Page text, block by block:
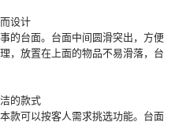
设计
的台面。台面中间圆滑突出，方便
，放置在上面的物品不易滑落，台
的款式
款可以按客人需求挑选功能。台面